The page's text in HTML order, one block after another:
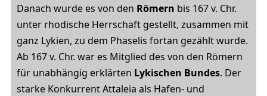
Danach wurde es von den Römern bis 167 v. Chr.
unter rhodische Herrschaft gestellt, zusammen mit
ganz Lykien, zu dem Phaselis fortan gezählt wurde.
Ab 167 v. Chr. war es Mitglied des von den Römern
für unabhängig erklärten Lykischen Bundes. Der
starke Konkurrent Attaleia als Hafen- und